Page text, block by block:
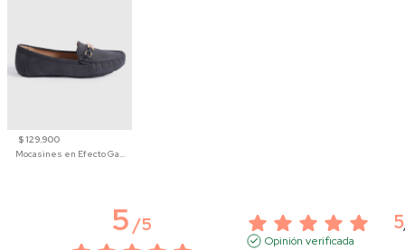
$ 129.900
Mocasines en Efecto Gamuzado Para Mujer
5/5 5
Opinión verificada